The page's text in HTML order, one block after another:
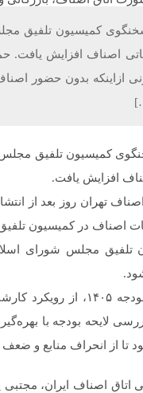
کمیسیون تلفیق
اصناف افزایش یافت.
ازاینکه بدون حضور
کمیسیون تلفیق مجلس
افزایش یافت.
تهران روز بعد از
اصناف در کمیسیون
تلفیق مجلس شورای
سخنگوی کمیسیون تلفیق
لایحه بودجه با
تا از انحراف منابع و
اتاق اصناف ایران،